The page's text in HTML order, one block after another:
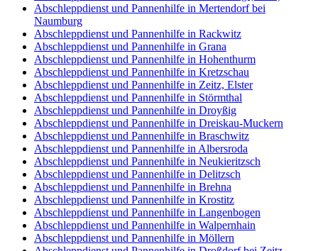
Abschleppdienst und Pannenhilfe in Mertendorf bei
Naumburg
Abschleppdienst und Pannenhilfe in Rackwitz
Abschleppdienst und Pannenhilfe in Grana
Abschleppdienst und Pannenhilfe in Hohenthurm
Abschleppdienst und Pannenhilfe in Kretzschau
Abschleppdienst und Pannenhilfe in Zeitz, Elster
Abschleppdienst und Pannenhilfe in Störmthal
Abschleppdienst und Pannenhilfe in Droyßig
Abschleppdienst und Pannenhilfe in Dreiskau-Muckern
Abschleppdienst und Pannenhilfe in Braschwitz
Abschleppdienst und Pannenhilfe in Albersroda
Abschleppdienst und Pannenhilfe in Neukieritzsch
Abschleppdienst und Pannenhilfe in Delitzsch
Abschleppdienst und Pannenhilfe in Brehna
Abschleppdienst und Pannenhilfe in Krostitz
Abschleppdienst und Pannenhilfe in Langenbogen
Abschleppdienst und Pannenhilfe in Walpernhain
Abschleppdienst und Pannenhilfe in Möllern